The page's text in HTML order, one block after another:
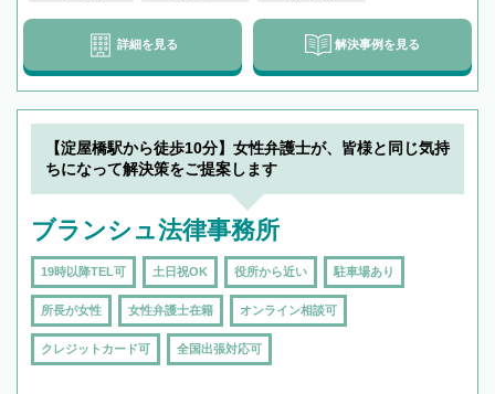
詳細を見る 解決事例を見る
【淀屋橋駅から徒歩10分】女性弁護士が、皆様と同じ気持
ちになって解決策をご提案します
ブランシュ法律事務所
19時以降TEL可 土日祝OK 役所から近い 駐車場あり
所長が女性 女性弁護士在籍 オンライン相談可
クレジットカード可 全国出張対応可